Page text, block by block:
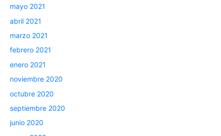
mayo 2021
abril 2021
marzo 2021
febrero 2021
enero 2021
noviembre 2020
octubre 2020
septiembre 2020
junio 2020